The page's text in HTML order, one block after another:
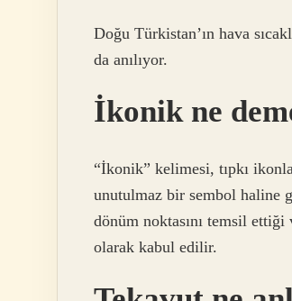
Doğu Türkistan’ın hava
da anılıyor.
İkonik ne
“İkonik” kelimesi, tıpkı
unutulmaz bir sembol haline
dönüm noktasını temsil
olarak kabul edilir.